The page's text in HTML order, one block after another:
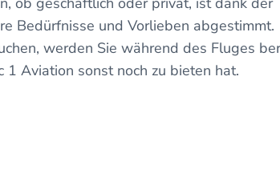
Bedürfnisse und Vorlieben abgestimmt.
werden Sie während des Fluges
Aviation sonst noch zu bieten hat.